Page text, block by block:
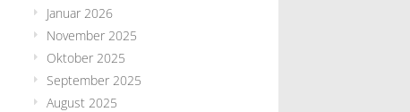
Januar 2026
November 2025
Oktober 2025
September 2025
August 2025